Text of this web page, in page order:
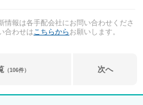
報は各手配会社にお問い合わせくださ
合わせはこちらから お願いします。
（106件） 次へ